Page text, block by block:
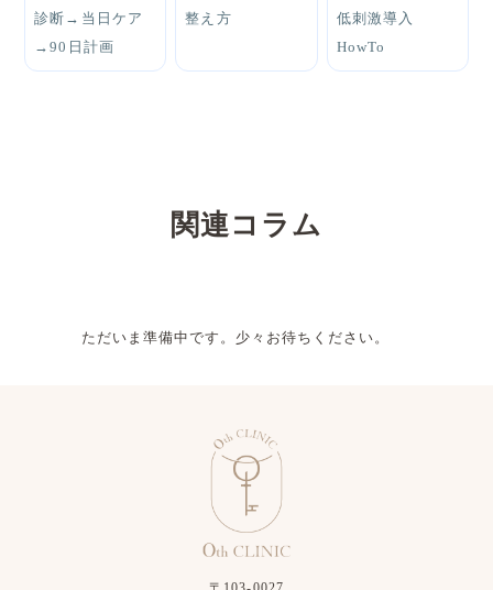
診断→当日ケア
→90日計画
整え方
低刺激導入
HowTo
関連コラム
ただいま準備中です。少々お待ちください。